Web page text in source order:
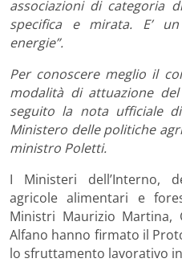
associazioni di categoria
specifica e mirata. E’
energie”.
Per conoscere meglio il
modalità di attuazione
seguito la nota ufficiale
Ministero delle politiche
ministro Poletti.
I Ministeri dell’Interno,
agricole alimentari e
Ministri Maurizio Martina,
Alfano hanno firmato il
lo sfruttamento lavorativo